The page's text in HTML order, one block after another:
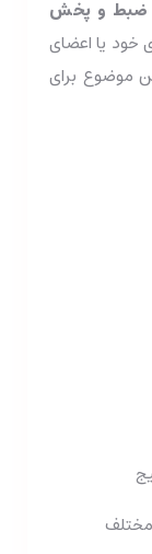
ضبط و پخش
خود یا اعضای
موضوع برای